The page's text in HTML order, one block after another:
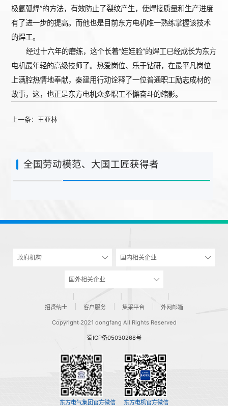
极氩弧焊”的方法，有效防止了裂纹产生，使焊接质量和生产进度
有了进一步的提高。而他也是目前东方电机唯一熟练掌握该技术
的焊工。
经过十六年的磨练，这个长着“娃娃脸”的焊工已经成长为东方
电机最年轻的高级技师了。热爱岗位、乐于钻研，在最平凡岗位
上满腔热情地奉献，秦建用行动诠释了一位普通职工励志成材的
故事，这，也正是东方电机众多职工不懈奋斗的缩影。
上一条： 王亚林
全国劳动模范、大国工匠获得者
政府机构 国内相关企业
国外相关企业
招贤纳士 客户服务 集采平台 外网邮箱
Copyright 2021 dongfang All Rights Reserved
蜀ICP备05030268号
东方电气集团官方微信 东方电机官方微信